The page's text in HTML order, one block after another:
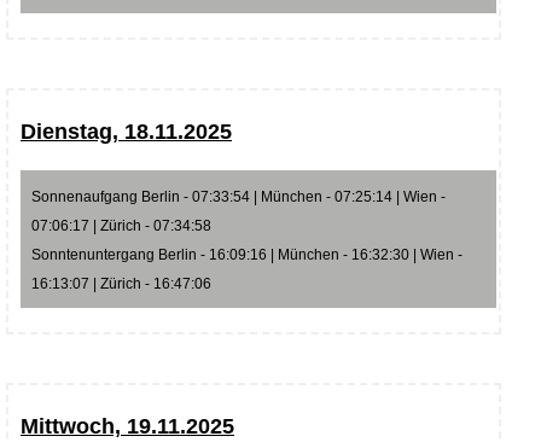
Dienstag, 18.11.2025
Sonnenaufgang Berlin - 07:33:54 | München - 07:25:14 | Wien -
07:06:17 | Zürich - 07:34:58
Sonntenuntergang Berlin - 16:09:16 | München - 16:32:30 | Wien -
16:13:07 | Zürich - 16:47:06
Mittwoch, 19.11.2025